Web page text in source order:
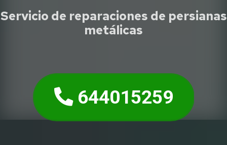
Servicio de reparaciones de persianas
metálicas
644015259